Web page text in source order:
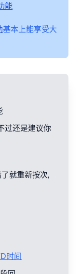
能
基本上能享受大
过还是建议你
就重新按次,
时间